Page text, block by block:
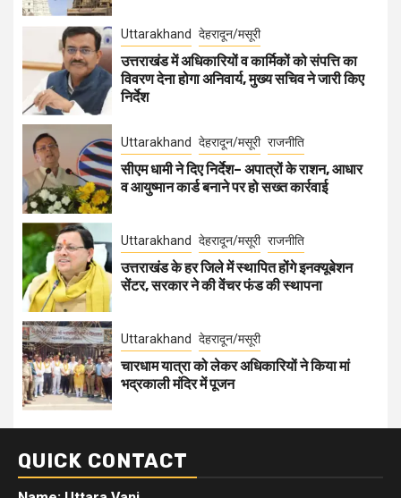
Uttarakhand देहरादून/मसूरी
उत्तराखंड में अधिकारियों व कार्मिकों को संपत्ति का
विवरण देना होगा अनिवार्य, मुख्य सचिव ने जारी किए
निर्देश
Uttarakhand देहरादून/मसूरी राजनीति
सीएम धामी ने दिए निर्देश– अपात्रों के राशन, आधार
व आयुष्मान कार्ड बनाने पर हो सख्त कार्रवाई
Uttarakhand देहरादून/मसूरी राजनीति
उत्तराखंड के हर जिले में स्थापित होंगे इनक्यूबेशन
सेंटर, सरकार ने की वेंचर फंड की स्थापना
Uttarakhand देहरादून/मसूरी
चारधाम यात्रा को लेकर अधिकारियों ने किया मां
भद्रकाली मंदिर में पूजन
QUICK CONTACT